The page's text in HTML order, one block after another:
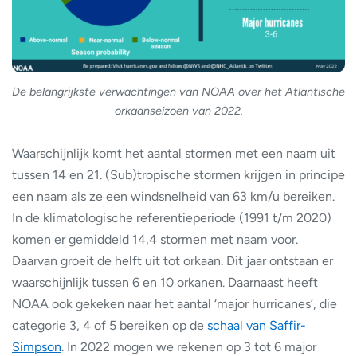
De belangrijkste verwachtingen van NOAA over het Atlantische
orkaanseizoen van 2022.
Waarschijnlijk komt het aantal stormen met een naam uit
tussen 14 en 21. (Sub)tropische stormen krijgen in principe
een naam als ze een windsnelheid van 63 km/u bereiken.
In de klimatologische referentieperiode (1991 t/m 2020)
komen er gemiddeld 14,4 stormen met naam voor.
Daarvan groeit de helft uit tot orkaan. Dit jaar ontstaan er
waarschijnlijk tussen 6 en 10 orkanen. Daarnaast heeft
NOAA ook gekeken naar het aantal ‘major hurricanes’, die
categorie 3, 4 of 5 bereiken op de schaal van Saffir-
Simpson. In 2022 mogen we rekenen op 3 tot 6 major